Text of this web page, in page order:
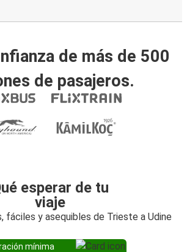
de más de 500
de pasajeros.
esperar de tu
viaje
fáciles y asequibles de Trieste a Udine
mínima